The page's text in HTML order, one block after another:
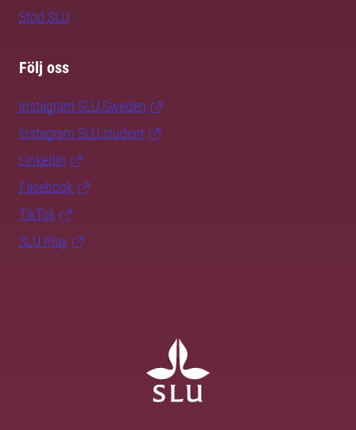
Stöd SLU
Följ oss
Instagram SLU.Sweden
Instagram SLU.student
LinkedIn
Facebook
TikTok
SLU Play